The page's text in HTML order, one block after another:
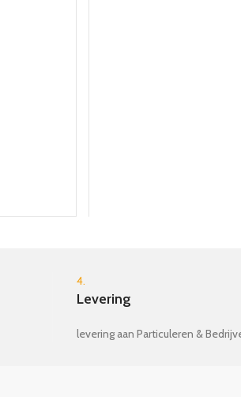
4.
Levering
levering aan Particuleren &